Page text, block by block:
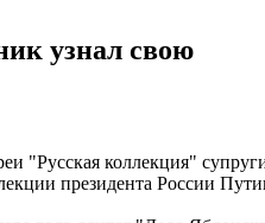
узнал свою
"Русская коллекция"
президента России